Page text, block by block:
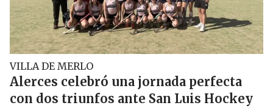
VILLA DE MERLO
Alerces celebró una jornada perfecta
con dos triunfos ante San Luis Hockey